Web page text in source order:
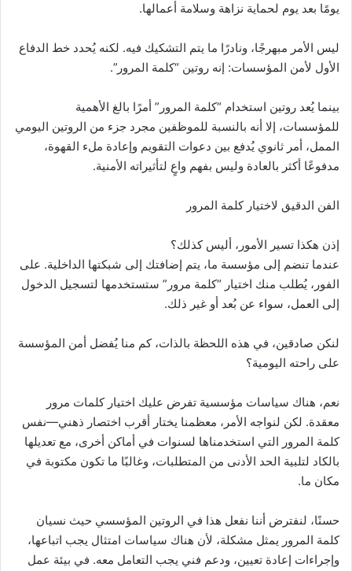
يومًا بعد يوم لحماية نزاهة وسلامة أعمالها.
ليس الأمر مبهرجًا، ونادرًا ما يتم التشكيك فيه. لكنه يُحدد خط الدفاع
الأول لأمن المؤسسات: إنه روتين “كلمة المرور”.
بينما يُعد روتين استخدام “كلمة المرور” أمرًا بالغ الأهمية
للمؤسسات، إلا أنه بالنسبة للموظفين مجرد جزء من الروتين اليومي
الممل، أمر ثانوي يُدفع بين دعوات التقويم وإعادة ملء القهوة،
مدفوعًا أكثر بالعادة وليس بفهم واعٍ لتأثيراته الأمنية.
الفن الدقيق لاختيار كلمة المرور
إذن هكذا تسير الأمور، أليس كذلك؟
عندما تنضم إلى مؤسسة ما، يتم إضافتك إلى شبكتها الداخلية. على
الفور، يُطلب منك اختيار “كلمة مرور” ستستخدمها لتسجيل الدخول
إلى العمل، سواء عن بُعد أو غير ذلك.
لنكن صادقين، في هذه اللحظة بالذات، كم منا يُفضل أمن المؤسسة
على راحته اليومية؟
نعم، هناك سياسات مؤسسية تفرض عليك اختيار كلمات مرور
معقدة. لكن لنواجه الأمر، معظمنا يختار أقرب اختصار ذهني—نفس
كلمة المرور التي استخدمناها لسنوات في أماكن أخرى، مع تعديلها
بالكاد لتلبية الحد الأدنى من المتطلبات، وغالبًا ما تكون مكتوبة في
مكان ما.
حسنًا، لنفترض أننا نفعل هذا في الروتين المؤسسي حيث نسيان
كلمة المرور يمثل مشكلة، لأن هناك سياسات امتثال يجب اتباعها،
وإجراءات إعادة تعيين، ودعم فني يجب التعامل معه. في بيئة عمل